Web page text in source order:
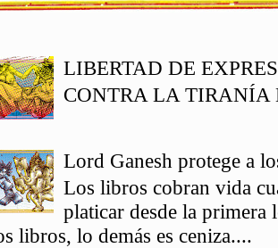
LIBERTAD DE
CONTRA LA TIRANÍA
Lord Ganesh protege a
Los libros cobran vida
platicar desde la primera
libros, lo demás es ceniza....